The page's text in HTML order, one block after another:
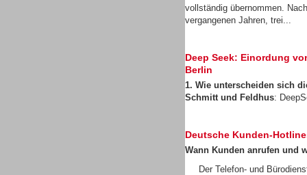
vollständig übernommen.
vergangenen Jahren, trei...
Deep Seek: Einordung
Berlin
1. Wie unterscheiden sich
Schmitt und Feldhus:
Deutsche Kunden-
Wann Kunden anrufen und
Der Telefon- und